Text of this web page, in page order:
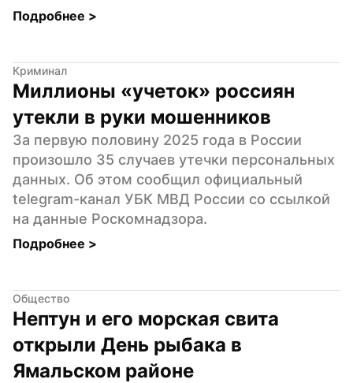
Подробнее >
Криминал
Миллионы «учеток» россиян
утекли в руки мошенников
За первую половину 2025 года в России
произошло 35 случаев утечки персональных
данных. Об этом сообщил официальный
telegram-канал УБК МВД России со ссылкой
на данные Роскомнадзора.
Подробнее >
Общество
Нептун и его морская свита
открыли День рыбака в
Ямальском районе